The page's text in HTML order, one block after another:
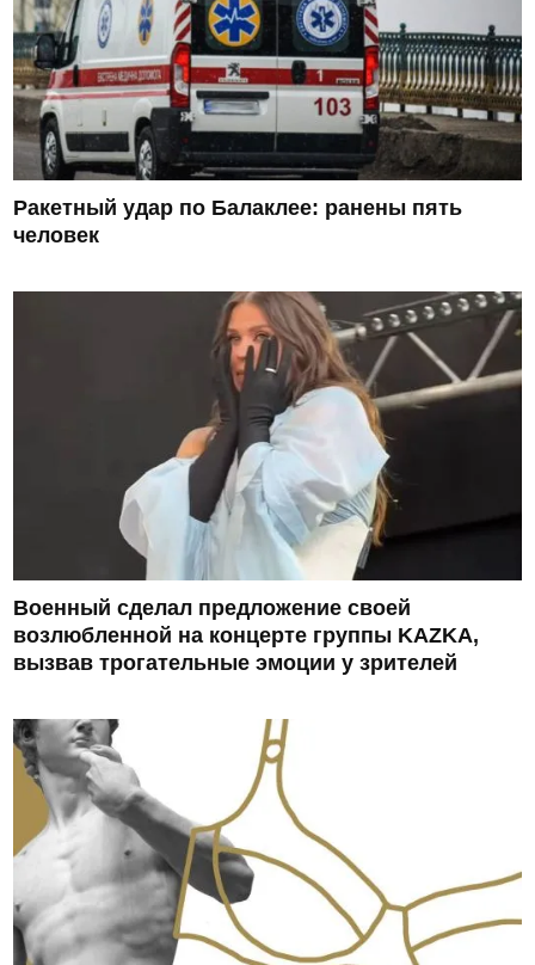
Ракетный удар по Балаклее: ранены пять
человек
Военный сделал предложение своей
возлюбленной на концерте группы KAZKA,
вызвав трогательные эмоции у зрителей